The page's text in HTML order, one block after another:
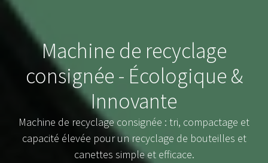
Machine de recyclage
consignée - Écologique &
Innovante
Machine de recyclage consignée : tri, compactage et
capacité élevée pour un recyclage de bouteilles et
canettes simple et efficace.